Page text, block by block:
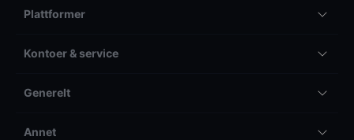
Plattformer
Kontoer & service
Generelt
Annet